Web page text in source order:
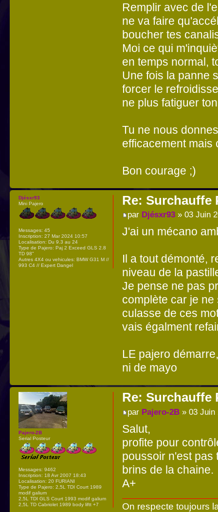
Remplir avec de
ne va faire
boucher tes
Moi ce qui
en temps normal,
Une fois la panne
forcer le
ne plus fatiguer
Tu ne nous
efficacement mais
Bon courage ;)
Re: Surchauffe
par Djésxr93» 03 Juin
J'ai un mécano
Il a tout démonté,
niveau de la
Je pense ne pas
complète car je
culasse de ces
vais égalment
LE pajero
ni de mayo
Djésxr93
Mini Pajero
Messages: 45
Inscription: 27 Mar 2024 10:57
Localisation: Du 9.3 au 24
Type de Pajero: Paj 2 Exceed GLS 2.8
TD 98"
Autres 4X4 ou vehicules: BMW G31 M //
993 C4 // Expert Dangel
Re: Surchauffe
par Pajero-2B» 03 Juin
Salut,
profite pour
poussoir n'est pas
brins de la chaine.
A+
On respecte toujours
Pajero-2B
Serial Posteur
Messages: 9462
Inscription: 18 Avr 2007 18:43
Localisation: 20 FURIANI
Type de Pajero: 2,5L TDI Court 1989
modif galium
2,5L TDI GLS Court 1993 modif galium
2,5L TD Cabriolet 1989 body liftt +7